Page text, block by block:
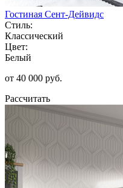
Гостиная Сент-Дейвидс
Стиль:
Классический
Цвет:
Белый
от 40 000 руб.
Рассчитать